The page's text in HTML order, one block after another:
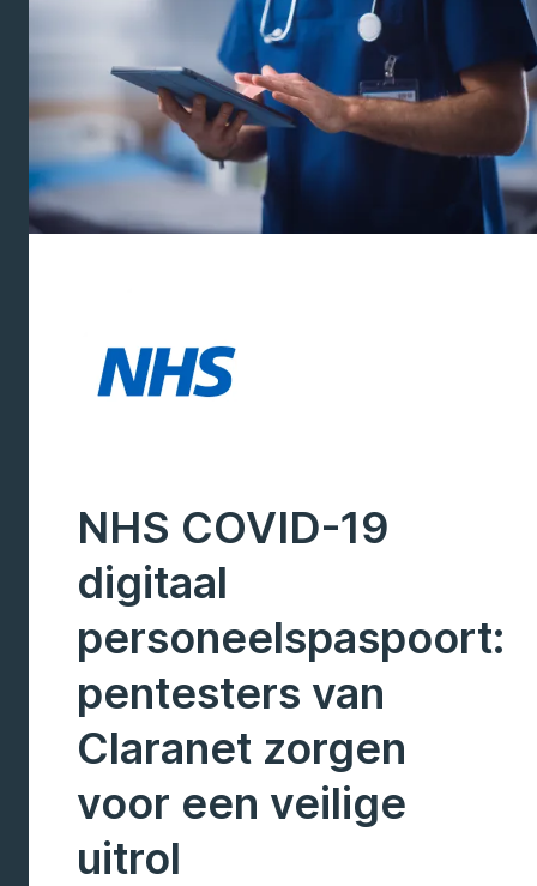
NHS COVID-19
digitaal
personeelspaspoort:
pentesters van
Claranet zorgen
voor een veilige
uitrol